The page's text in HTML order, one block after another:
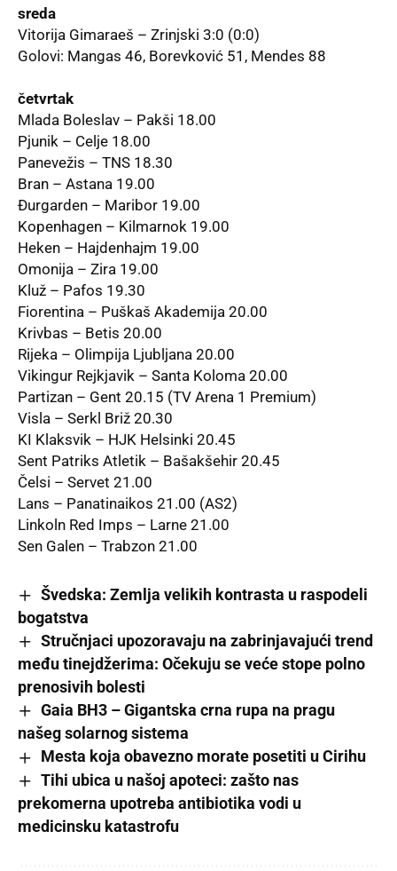
sreda
Vitorija Gimaraeš – Zrinjski 3:0 (0:0)
Golovi: Mangas 46, Borevković 51, Mendes 88
četvrtak
Mlada Boleslav – Pakši 18.00
Pjunik – Celje 18.00
Panevežis – TNS 18.30
Bran – Astana 19.00
Đurgarden – Maribor 19.00
Kopenhagen – Kilmarnok 19.00
Heken – Hajdenhajm 19.00
Omonija – Zira 19.00
Kluž – Pafos 19.30
Fiorentina – Puškaš Akademija 20.00
Krivbas – Betis 20.00
Rijeka – Olimpija Ljubljana 20.00
Vikingur Rejkjavik – Santa Koloma 20.00
Partizan – Gent 20.15 (TV Arena 1 Premium)
Visla – Serkl Briž 20.30
KI Klaksvik – HJK Helsinki 20.45
Sent Patriks Atletik – Bašakšehir 20.45
Čelsi – Servet 21.00
Lans – Panatinaikos 21.00 (AS2)
Linkoln Red Imps – Larne 21.00
Sen Galen – Trabzon 21.00
Švedska: Zemlja velikih kontrasta u raspodeli
bogatstva
Stručnjaci upozoravaju na zabrinjavajući trend
među tinejdžerima: Očekuju se veće stope polno
prenosivih bolesti
Gaia BH3 – Gigantska crna rupa na pragu
našeg solarnog sistema
Mesta koja obavezno morate posetiti u Cirihu
Tihi ubica u našoj apoteci: zašto nas
prekomerna upotreba antibiotika vodi u
medicinsku katastrofu